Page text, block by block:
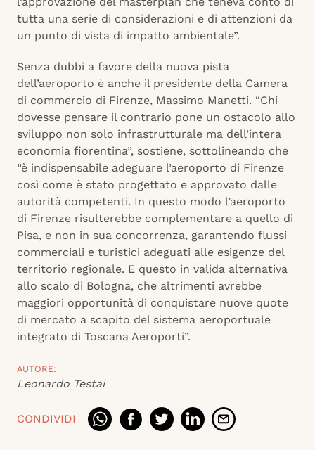
tutta una serie di considerazioni e di attenzioni da
un punto di vista di impatto ambientale”.
Senza dubbi a favore della nuova pista
dell’aeroporto è anche il presidente della Camera
di commercio di Firenze, Massimo Manetti. “Chi
dovesse pensare il contrario pone un ostacolo allo
sviluppo non solo infrastrutturale ma dell’intera
economia fiorentina”, sostiene, sottolineando che
“è indispensabile adeguare l’aeroporto di Firenze
così come è stato progettato e approvato dalle
autorità competenti. In questo modo l’aeroporto
di Firenze risulterebbe complementare a quello di
Pisa, e non in sua concorrenza, garantendo flussi
commerciali e turistici adeguati alle esigenze del
territorio regionale. E questo in valida alternativa
allo scalo di Bologna, che altrimenti avrebbe
maggiori opportunità di conquistare nuove quote
di mercato a scapito del sistema aeroportuale
integrato di Toscana Aeroporti”.
AUTORE:
Leonardo Testai
CONDIVIDI